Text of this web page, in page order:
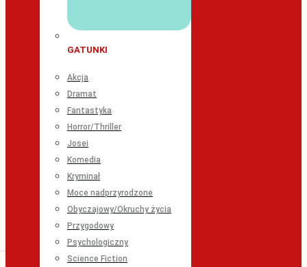
GATUNKI
Akcja
Dramat
Fantastyka
Horror/Thriller
Josei
Komedia
Kryminał
Moce nadprzyrodzone
Obyczajowy/Okruchy życia
Przygodowy
Psychologiczny
Science Fiction